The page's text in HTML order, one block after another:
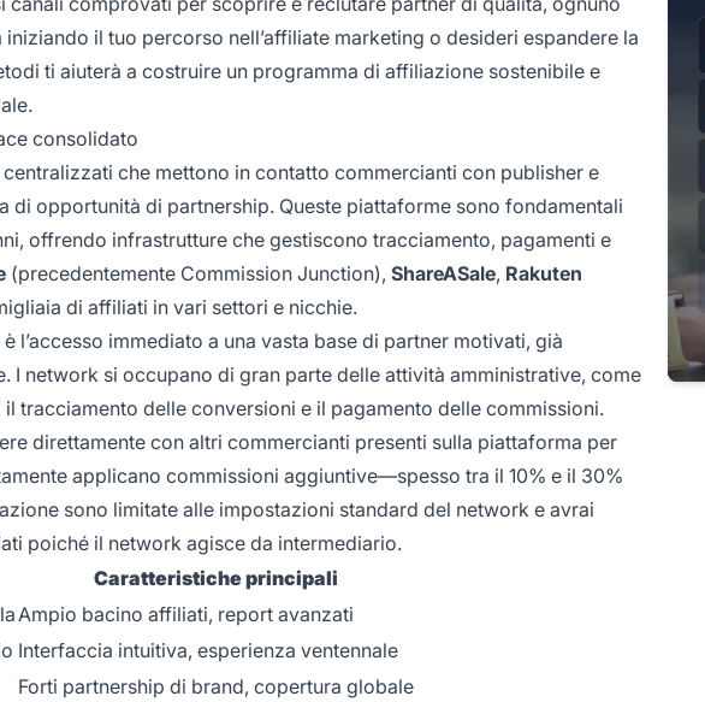
il tuo percorso nell’affiliate marketing o desideri espandere la
ti aiuterà a costruire un programma di affiliazione sostenibile e
consolidato
che mettono in contatto commercianti con publisher e
di opportunità di partnership. Queste piattaforme sono fondamentali
offrendo infrastrutture che gestiscono tracciamento, pagamenti e
(precedentemente Commission Junction), ShareASale, Rakuten
di affiliati in vari settori e nicchie.
immediato a una vasta base di partner motivati, già
I network si occupano di gran parte delle attività amministrative, come
tracciamento delle conversioni e il pagamento delle commissioni.
direttamente con altri commercianti presenti sulla piattaforma per
applicano commissioni aggiuntive—spesso tra il 10% e il 30%
sono limitate alle impostazioni standard del network e avrai
poiché il network agisce da intermediario.
Caratteristiche principali
Ampio bacino affiliati, report avanzati
Interfaccia intuitiva, esperienza ventennale
Forti partnership di brand, copertura globale